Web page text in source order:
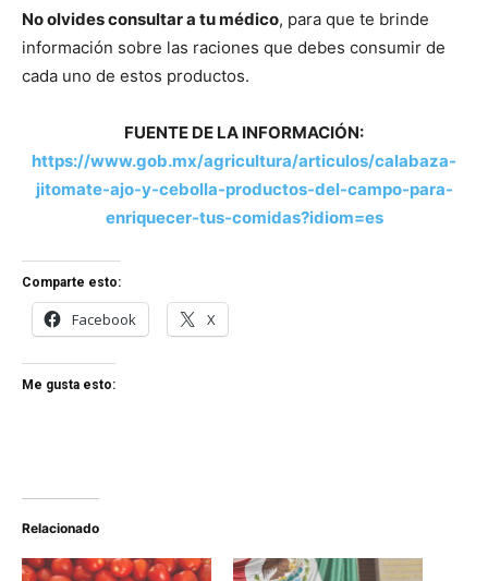
No olvides consultar a tu médico, para que te brinde
información sobre las raciones que debes consumir de
cada uno de estos productos.
FUENTE DE LA INFORMACIÓN:
https://www.gob.mx/agricultura/articulos/calabaza-
jitomate-ajo-y-cebolla-productos-del-campo-para-
enriquecer-tus-comidas?idiom=es
Comparte esto:
Facebook X
Me gusta esto:
Relacionado